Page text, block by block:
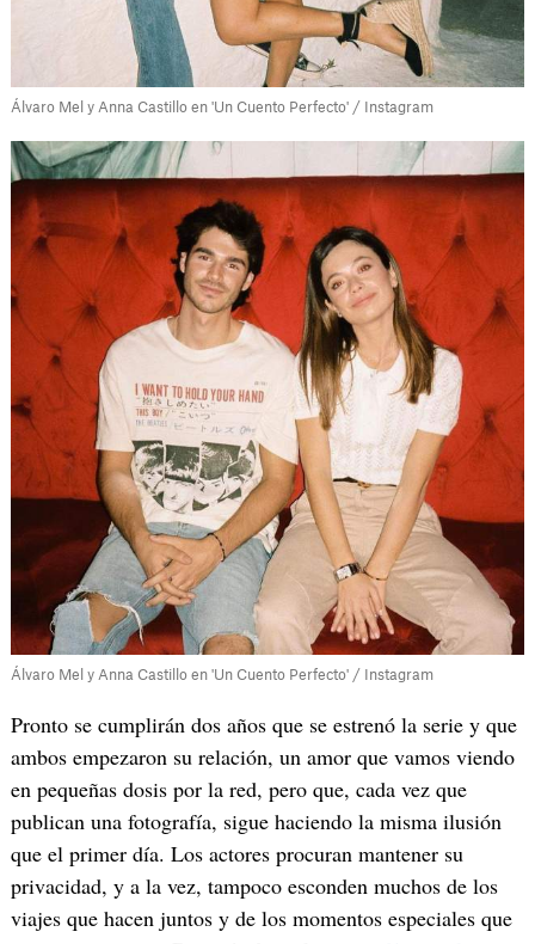
Álvaro Mel y Anna Castillo en 'Un Cuento Perfecto' / Instagram
Álvaro Mel y Anna Castillo en 'Un Cuento Perfecto' / Instagram
Pronto se cumplirán dos años que se estrenó la serie y que
ambos empezaron su relación, un amor que vamos viendo
en pequeñas dosis por la red, pero que, cada vez que
publican una fotografía, sigue haciendo la misma ilusión
que el primer día. Los actores procuran mantener su
privacidad, y a la vez, tampoco esconden muchos de los
viajes que hacen juntos y de los momentos especiales que